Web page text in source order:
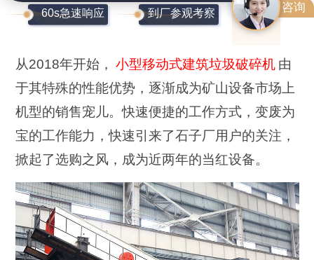
咨询
60s急速响应 到厂参观考察
从2018年开始， 小型移动式建筑垃圾破碎机 由
于其特殊的性能优势，逐渐成为矿山设备市场上
机型的销售宠儿。快速便捷的工作方式，变废为
宝的工作能力，快速引来了石子厂用户的关注，
掀起了选购之风，成为近两年的当红设备。